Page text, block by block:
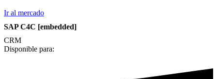
Ir al mercado
SAP C4C [embedded]
CRM
Disponible para: